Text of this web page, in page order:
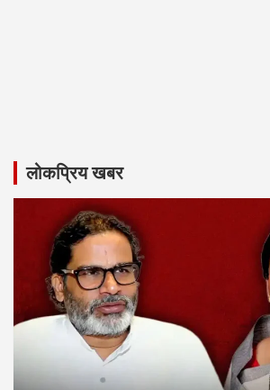
लोकप्रिय खबर